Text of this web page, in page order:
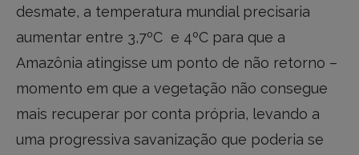
desmate, a temperatura mundial precisaria
aumentar entre 3,7ºC e 4ºC para que a
Amazônia atingisse um ponto de não retorno –
momento em que a vegetação não consegue
mais recuperar por conta própria, levando a
uma progressiva savanização que poderia se